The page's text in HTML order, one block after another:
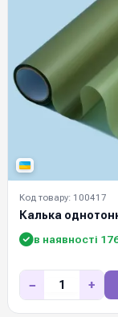
Код товару: 100417
Калька
в наявності
− +